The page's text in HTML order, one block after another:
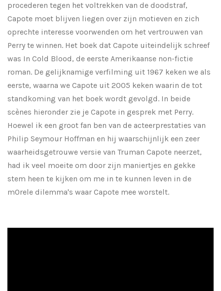
procederen tegen het voltrekken van de doodstraf,
Capote moet blijven liegen over zijn motieven en zich
oprechte interesse voorwenden om het vertrouwen van
Perry te winnen. Het boek dat Capote uiteindelijk schreef
was In Cold Blood, de eerste Amerikaanse non-fictie
roman. De gelijknamige verfilming uit 1967 keken we als
eerste, waarna we Capote uit 2005 keken waarin de tot
standkoming van het boek wordt gevolgd. In beide
scènes hieronder zie je Capote in gesprek met Perry.
Hoewel ik een groot fan ben van de acteerprestaties van
Philip Seymour Hoffman en hij waarschijnlijk een zeer
waarheidsgetrouwe versie van Truman Capote neerzet,
had ik veel moeite om door zijn maniertjes en gekke
stem heen te kijken om me in te kunnen leven in de
m0rele dilemma's waar Capote mee worstelt.